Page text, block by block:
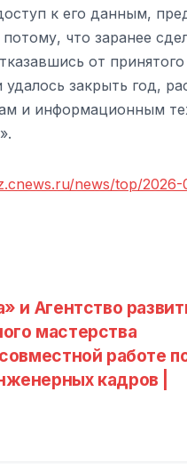
к его данным,
что заранее
от принятого
закрыть год,
и информационным
news/top/2026-
и Агентство
мастерства
работе
кадров |